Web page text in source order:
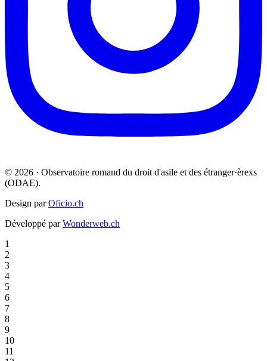
© 2026 · Observatoire romand du droit d'asile et des étranger·èrexs
(ODAE).
Design parOficio.ch
Développé parWonderweb.ch
1
2
3
4
5
6
7
8
9
10
11